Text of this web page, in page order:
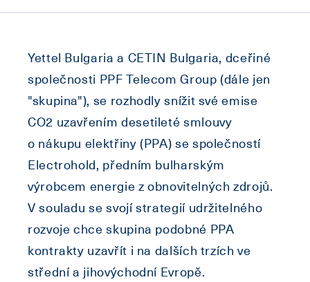
Yettel Bulgaria a CETIN Bulgaria, dceřiné
společnosti PPF Telecom Group (dále jen
"skupina"), se rozhodly snížit své emise
CO2 uzavřením desetileté smlouvy
o nákupu elektřiny (PPA) se společností
Electrohold, předním bulharským
výrobcem energie z obnovitelných zdrojů.
V souladu se svojí strategií udržitelného
rozvoje chce skupina podobné PPA
kontrakty uzavřít i na dalších trzích ve
střední a jihovýchodní Evropě.